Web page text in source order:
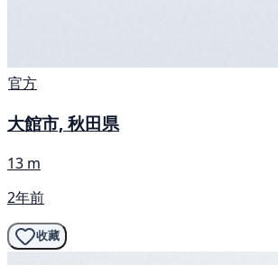
官方
大館市, 秋田県
13 m
2年前
收藏